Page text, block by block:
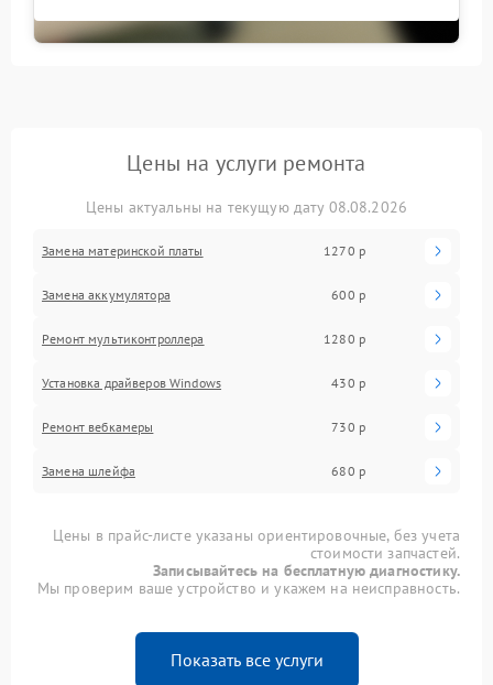
Цены на услуги ремонта
Цены актуальны на текущую дату 08.08.2026
Замена материнской платы 1270 р
Замена аккумулятора 600 р
Ремонт мультиконтроллера 1280 р
Установка драйверов Windows 430 р
Ремонт вебкамеры 730 р
Замена шлейфа 680 р
Цены в прайс-листе указаны ориентировочные, без учета
стоимости запчастей.
Записывайтесь на бесплатную диагностику.
Мы проверим ваше устройство и укажем на неисправность.
Показать все услуги